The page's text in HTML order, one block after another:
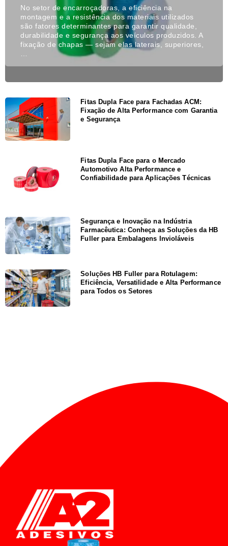
No setor de encarroçadoras, a eficiência na
montagem e a resistência dos materiais utilizados
são fatores determinantes para garantir qualidade,
durabilidade e segurança aos veículos produzidos. A
fixação de chapas — sejam elas laterais, superiores,
Fitas Dupla Face para Fachadas ACM:
Fixação de Alta Performance com Garantia
e Segurança
Fitas Dupla Face para o Mercado
Automotivo Alta Performance e
Confiabilidade para Aplicações Técnicas
Segurança e Inovação na Indústria
Farmacêutica: Conheça as Soluções da HB
Fuller para Embalagens Invioláveis
Soluções HB Fuller para Rotulagem:
Eficiência, Versatilidade e Alta Performance
para Todos os Setores